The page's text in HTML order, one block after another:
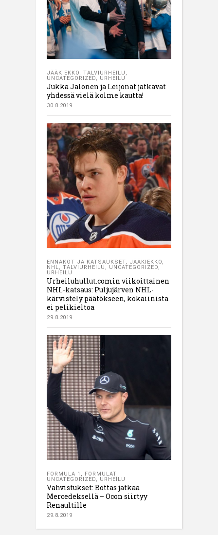
JÄÄKIEKKO TALVIURHEILU
UNCATEGORIZED
URHEILU
Jukka Jalonen ja Leijonat jatkavat
yhdessä vielä kolme kautta!
30.8.2019
ENNAKOT JA KATSAUKSET JÄÄKIEKKO
NHL
TALVIURHEILU UNCATEGORIZED
URHEILU
Urheiluhullut.comin viikoittainen
NHL-katsaus: Puljujärven NHL-
kärvistely päätökseen, kokaiinista
ei pelikieltoa
29.8.2019
FORMULA 1 FORMULAT
UNCATEGORIZED
URHEILU
Vahvistukset: Bottas jatkaa
Mercedeksellä – Ocon siirtyy
Renaultille
29.8.2019